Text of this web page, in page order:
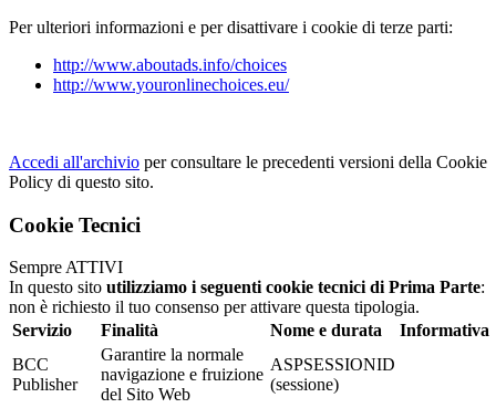
Per ulteriori informazioni e per disattivare i cookie di terze parti:
http://www.aboutads.info/choices
http://www.youronlinechoices.eu/
Accedi all'archivio per consultare le precedenti versioni della Cookie
Policy di questo sito.
Cookie Tecnici
Sempre ATTIVI
In questo sito utilizziamo i seguenti cookie tecnici di Prima Parte:
non è richiesto il tuo consenso per attivare questa tipologia.
Servizio
Finalità Nome e durata
Informativa
BCC
Publisher
Garantire la normale
navigazione e fruizione
del Sito Web
ASPSESSIONID
(sessione)